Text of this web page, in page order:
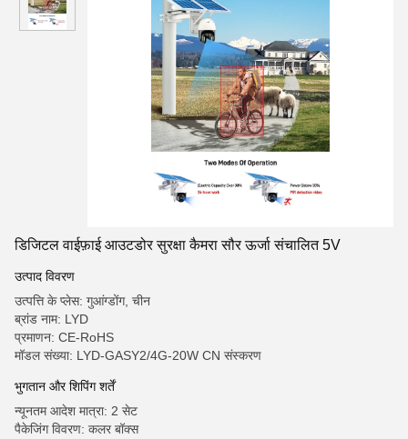
डिजिटल वाईफ़ाई आउटडोर सुरक्षा कैमरा सौर ऊर्जा संचालित 5V
उत्पाद विवरण
उत्पत्ति के प्लेस: गुआंग्डोंग, चीन
ब्रांड नाम: LYD
प्रमाणन: CE-RoHS
मॉडल संख्या: LYD-GASY2/4G-20W CN संस्करण
भुगतान और शिपिंग शर्तें
न्यूनतम आदेश मात्रा: 2 सेट
पैकेजिंग विवरण: कलर बॉक्स